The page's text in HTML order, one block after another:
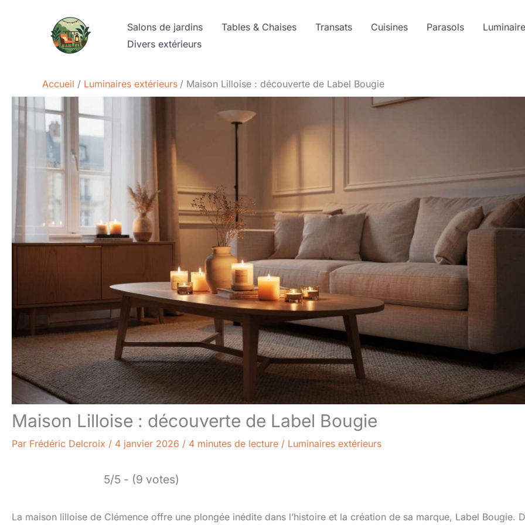
Salons de jardins Tables & Chaises Transats Cuisines Parasols
Divers extérieurs
Accueil Luminaires extérieurs Maison Lilloise : découverte de Label Bougie
Maison Lilloise : découverte de Label Bougie
Par Frédéric Delcroix / 4 janvier 2026 / 4 minutes de lecture / Luminaires extérieurs
5/5 - (9 votes)
La maison lilloise de Clémence offre une plongée inédite dans l’histoire et la création de sa marque, Label Bougie.